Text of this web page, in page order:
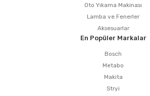
Oto Yıkama Makinası
Lamba ve Fenerler
Aksesuarlar
En Popüler Markalar
Bosch
Metabo
Makita
Stryi